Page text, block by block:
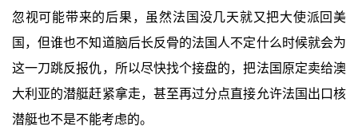
忽视可能带来的后果，虽然法国没几天就又把大使派回美
国，但谁也不知道脑后长反骨的法国人不定什么时候就会为
这一刀跳反报仇，所以尽快找个接盘的，把法国原定卖给澳
大利亚的潜艇赶紧拿走，甚至再过分点直接允许法国出口核
潜艇也不是不能考虑的。